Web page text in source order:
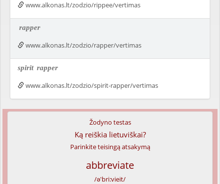
www.alkonas.lt/zodzio/rippee/vertimas
rapper
www.alkonas.lt/zodzio/rapper/vertimas
spirit rapper
www.alkonas.lt/zodzio/spirit-rapper/vertimas
Žodyno testas
Ką reiškia lietuviškai?
Parinkite teisingą atsakymą
abbreviate
/ə'bri:vieit/